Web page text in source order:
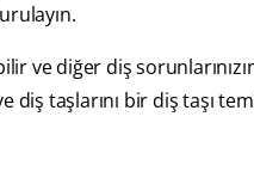
ve diğer diş
taşlarını bir diş taşı